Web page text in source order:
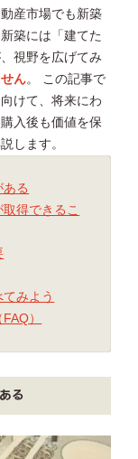
産市場でも新築
築には「建てた
視野を広げてみ
ん。 この記事で
けて、将来にわ
入後も価値を保
します。
る
得できるこ
みよう
）
る